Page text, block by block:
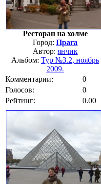
Ресторан на холме
Город: Прага
Автор: янчик
Альбом: Тур №3.2, ноябрь
2009.
Комментарии:
0
Голосов:
0
Рейтинг:
0.00